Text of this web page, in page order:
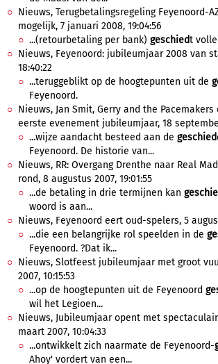
Nieuws, Terugbetalingsregeling Feyenoord-
mogelijk, 7 januari 2008, 19:04:56
...(retourbetaling per bank) geschiedt
Nieuws, Feyenoord: jubileumjaar 2008 van
18:40:22
...teruggeblikt op de hoogtepunten uit de
Feyenoord.
Nieuws, Jan Smit, Gerry and the Pacemakers
eerste evenement jubileumjaar, 18 september
...wijze aandacht besteed aan de geschied
Feyenoord. De historie van...
Nieuws, RR: Overgang Drenthe naar Real
rond, 8 augustus 2007, 19:01:55
...de betaling in drie termijnen kan
woord is aan...
Nieuws, Feyenoord eert oud-spelers, 5
...die een belangrijke rol speelden in de
Feyenoord. ?Dat ik...
Nieuws, Slotfeest jubileumjaar met groot
2007, 10:15:53
...op de hoogtepunten uit de Feyenoord
wil het Legioen...
Nieuws, Jubileumjaar opent met
maart 2007, 10:04:33
...ontwikkelt zich naarmate de Feyenoord-
Ahoy' vordert van een...